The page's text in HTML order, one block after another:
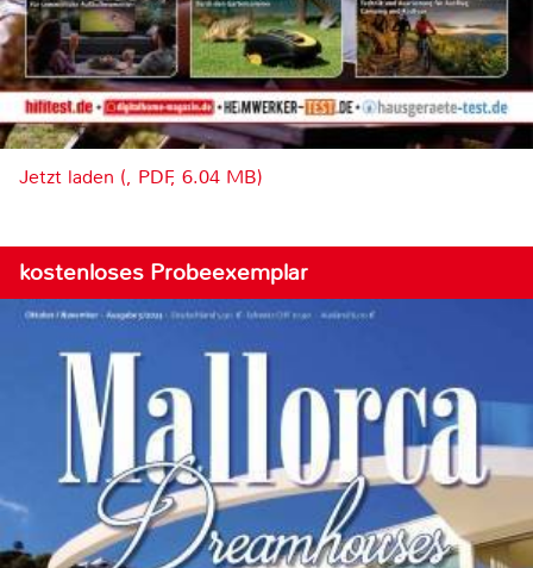
Jetzt laden (, PDF, 6.04 MB)
kostenloses Probeexemplar